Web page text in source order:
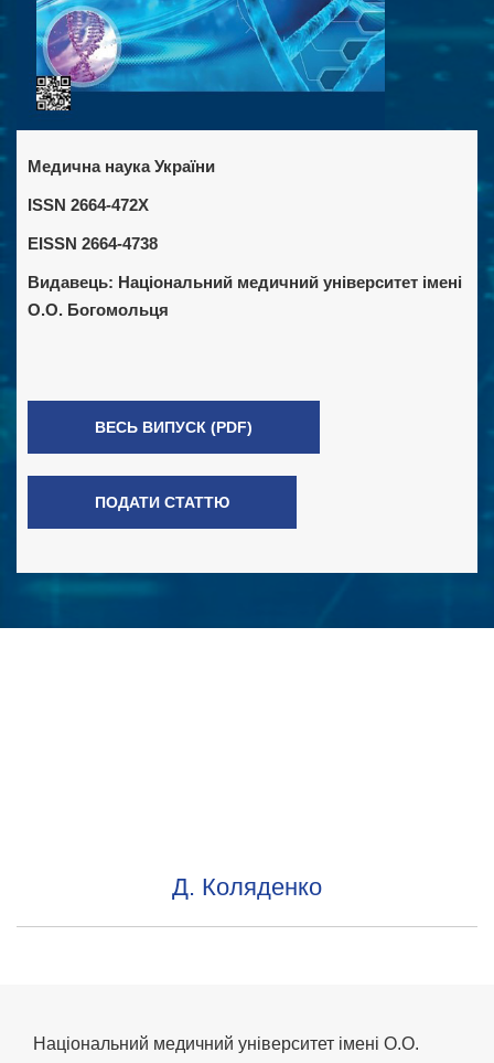
Медична наука України
ISSN 2664-472X
EISSN 2664-4738
Видавець: Національний медичний університет імені
О.О. Богомольця
ВЕСЬ ВИПУСК (PDF)
ПОДАТИ СТАТТЮ
Д. Коляденко
Національний медичний університет імені О.О.